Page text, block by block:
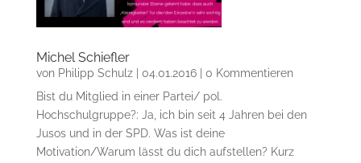
Michel Schiefler
von Philipp Schulz| 04.01.2016| 0 Kommentieren
Bist du Mitglied in einer Partei/ pol.
Hochschulgruppe?: Ja, ich bin seit 4 Jahren bei den
Jusos und in der SPD. Was ist deine
Motivation/Warum lässt du dich aufstellen? Kurz